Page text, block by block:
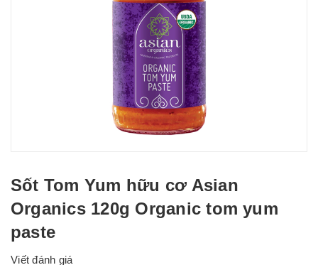
Sốt Tom Yum hữu cơ Asian
Organics 120g Organic tom yum
paste
Viết đánh giá